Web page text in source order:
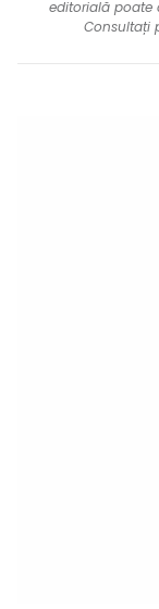
editorială poate
Consultați